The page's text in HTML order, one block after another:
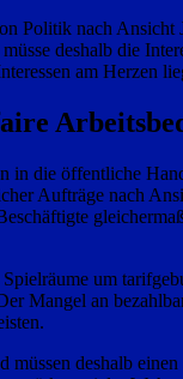
Politik nach
deshalb die
am Herzen
in die öffentliche
Aufträge nach
um
Mangel an
deshalb